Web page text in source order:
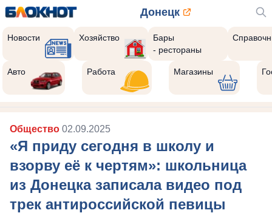
Донецк
Новости Хозяйство
Бары
- рестораны
Авто Работа Магазины
Общество 02.09.2025
«Я приду сегодня в школу и
взорву её к чертям»: школьница
из Донецка записала видео под
трек антироссийской певицы